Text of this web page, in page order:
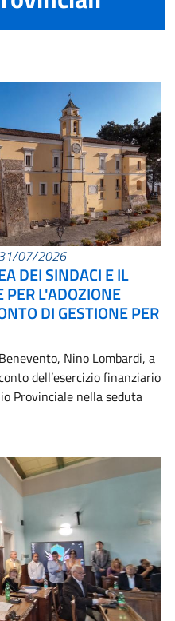
31/07/2026
DEI SINDACI E IL
PER L'ADOZIONE
DI GESTIONE PER
Nino Lombardi, a
dell’esercizio finanziario
Provinciale nella seduta